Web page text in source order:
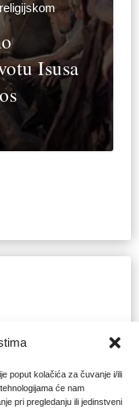
poput kolačića za čuvanje i/ili
će nam
pri pregledanju ili jedinstveni
Isusa